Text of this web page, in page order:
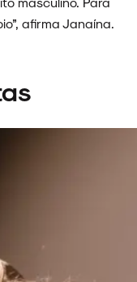
afirma Janaína.